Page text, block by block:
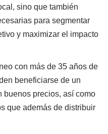
sino que también
para segmentar
y maximizar el impacto
con más de 35 años de
beneficiarse de un
buenos precios, así como
que además de distribuir